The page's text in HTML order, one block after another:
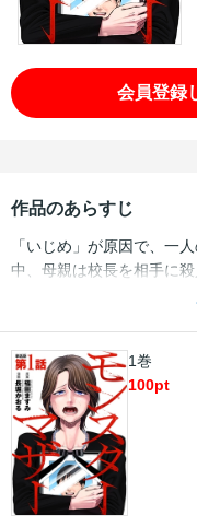
会員登録
作品のあらすじ
「いじめ」が原因で、一
中、母親は校長を相手に
意する。そして、法廷で
1巻
100pt